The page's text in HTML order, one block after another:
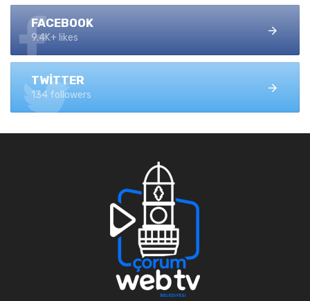
FACEBOOK
9.4K+ likes
TWITTER
134 followers